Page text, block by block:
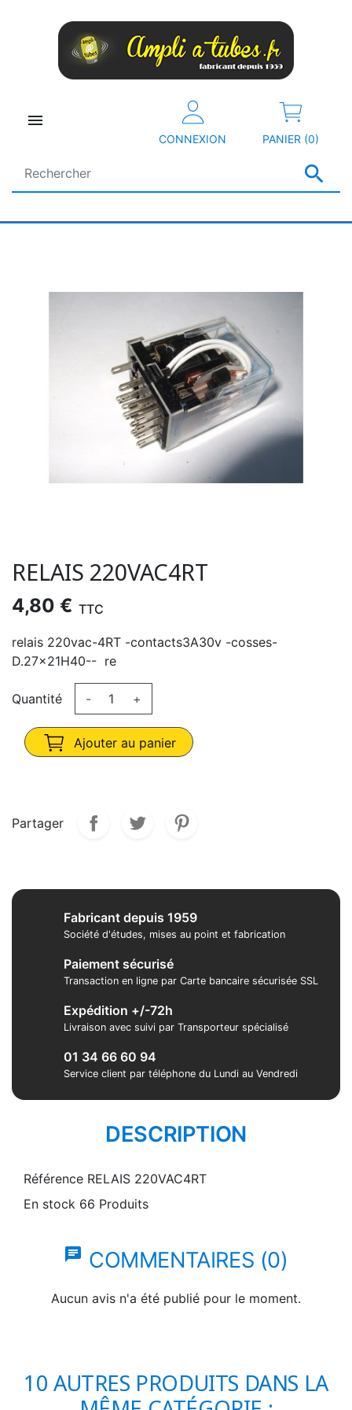


CONNEXION PANIER (0)
RELAIS 220VAC4RT
4,80 € TTC
relais 220vac-4RT -contacts3A30v -cosses-
D.27x21H40-- re
Quantité - +
Ajouter au panier
Partager
Fabricant depuis 1959
Société d'études, mises au point et fabrication
Paiement sécurisé
Transaction en ligne par Carte bancaire sécurisée SSL
Expédition +/-72h
Livraison avec suivi par Transporteur spécialisé
01 34 66 60 94
Service client par téléphone du Lundi au Vendredi
DESCRIPTION
Référence RELAIS 220VAC4RT
En stock 66 Produits
chat COMMENTAIRES (0)
Aucun avis n'a été publié pour le moment.
10 AUTRES PRODUITS DANS LA